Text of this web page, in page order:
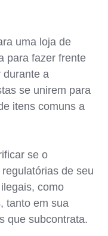
uma loja de
para fazer frente
durante a
se unirem para
itens comuns a
se o
de seu
como
tanto em sua
que subcontrata.